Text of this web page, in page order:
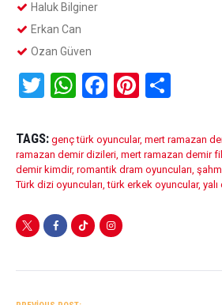
Haluk Bilginer
Erkan Can
Ozan Güven
T
tt
er
W
at
s
A
p
p
F
ce
b
o
o
k
Pi
er
es
t
ar
e
TAGS: genç türk oyuncular, mert ramazan
ramazan demir dizileri mert ramazan demir
demir kimdir, romantik dram oyuncuları
Türk dizi oyuncuları ,türk erkek oyuncular, yalı
GEZINMESI